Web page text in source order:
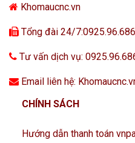
Khomaucnc.vn
Tổng đài 24/
Tư vấn dịch vụ:
Email liên hệ:
CHÍNH SÁCH
Hướng dẫn thanh toán